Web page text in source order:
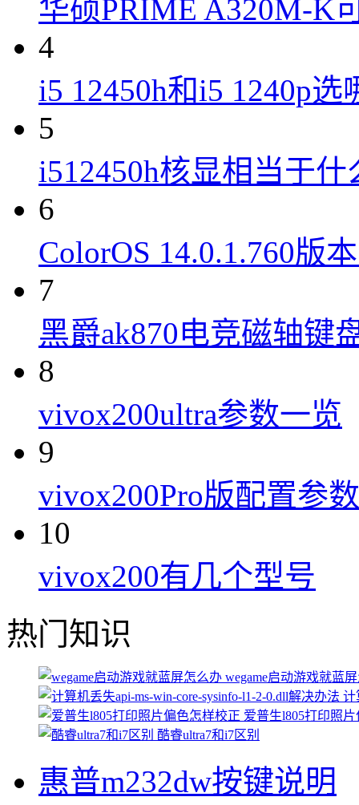
华硕PRIME A320M-K
4
i5 12450h和i5 1240p选
5
i512450h核显相当于什
6
ColorOS 14.0.1.760版
7
黑爵ak870电竞磁轴键
8
vivox200ultra参数一览
9
vivox200Pro版配置参数
10
vivox200有几个型号
热门知识
wegame启动游戏就蓝
计
爱普生l805打印照
酷睿ultra7和i7区别
惠普m232dw按键说明